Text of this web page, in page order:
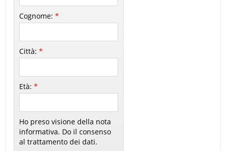
Cognome:*
Città:*
Età:*
Ho preso visione della nota
informativa. Do il consenso
al trattamento dei dati.